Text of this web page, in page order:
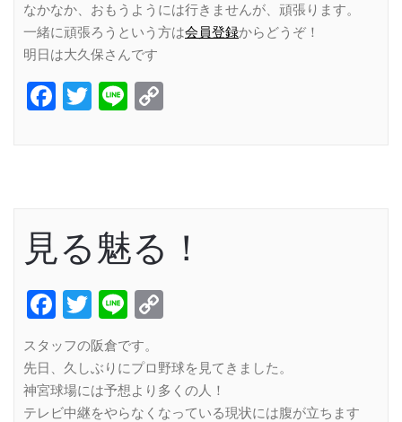
なかなか、おもうようには行きませんが、頑張ります。
一緒に頑張ろうという方は会員登録からどうぞ！
明日は大久保さんです
Facebook
Twitter
Line
見る魅る！
Facebook
Twitter
Line
スタッフの阪倉です。
先日、久しぶりにプロ野球を見てきました。
神宮球場には予想より多くの人！
テレビ中継をやらなくなっている現状には腹が立ちます